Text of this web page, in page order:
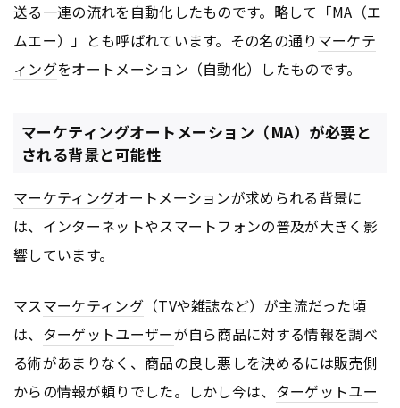
送る一連の流れを自動化したものです。略して「MA（エ
ムエー）」とも呼ばれています。その名の通り マーケテ
ィングをオートメーション（自動化）したものです。
マーケティングオートメーション（MA）が必要と
される背景と可能性
マーケティングオートメーションが求められる背景に
は、 インターネットやスマートフォンの普及が大きく影
響しています。
マスマーケティング（TVや雑誌など）が主流だった頃
は、 ターゲットユーザーが自ら商品に対する情報を調べ
る術があまりなく、商品の良し悪しを決めるには販売側
からの情報が頼りでした。しかし今は、 ターゲットユー